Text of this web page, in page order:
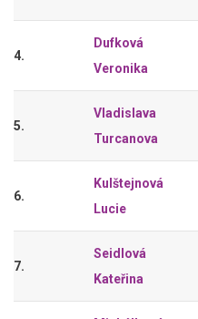
4.
Dufková
Veronika
5.
Vladislava
Turcanova
6.
Kulštejnová
Lucie
7.
Seidlová
Kateřina